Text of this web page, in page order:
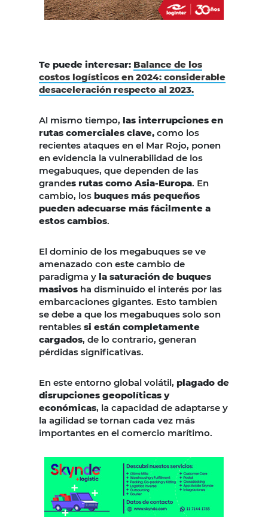
Te puede interesar: Balance de los
costos logísticos en 2024: considerable
desaceleración respecto al 2023.
Al mismo tiempo, las interrupciones en
rutas comerciales clave, como los
recientes ataques en el Mar Rojo, ponen
en evidencia la vulnerabilidad de los
megabuques, que dependen de las
grandes rutas como Asia-Europa. En
cambio, los buques más pequeños
pueden adecuarse más fácilmente a
estos cambios.
El dominio de los megabuques se ve
amenazado con este cambio de
paradigma y la saturación de buques
masivos ha disminuido el interés por las
embarcaciones gigantes. Esto tambien
se debe a que los megabuques solo son
rentables si están completamente
cargados, de lo contrario, generan
pérdidas significativas.
En este entorno global volátil, plagado de
disrupciones geopolíticas y
económicas, la capacidad de adaptarse y
la agilidad se tornan cada vez más
importantes en el comercio marítimo.